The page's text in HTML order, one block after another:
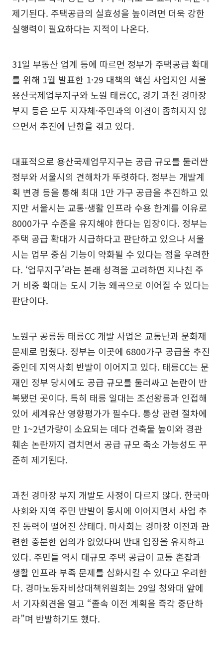
제기된다. 주택공급의 실효성을 높이려면 더욱 강한
실행력이 필요하다는 지적이 나온다.
31일 부동산 업계 등에 따르면 정부가 주택공급 확대
를 위해 1월 발표한 1·29 대책의 핵심 사업지인 서울
용산국제업무지구와 노원 태릉CC, 경기 과천 경마장
부지 등은 모두 지자체·주민과의 이견이 좁혀지지 않
으면서 추진에 난항을 겪고 있다.
대표적으로 용산국제업무지구는 공급 규모를 둘러싼
정부와 서울시의 견해차가 뚜렷하다. 정부는 개발계
획 변경 등을 통해 최대 1만 가구 공급을 추진하고 있
지만 서울시는 교통·생활 인프라 수용 한계를 이유로
8000가구 수준을 유지해야 한다는 입장이다. 정부는
주택 공급 확대가 시급하다고 판단하고 있으나 서울
시는 업무 중심 기능이 약화될 수 있다는 점을 우려한
다. ‘업무지구’라는 본래 성격을 고려하면 지나친 주
거 비중 확대는 도시 기능 왜곡으로 이어질 수 있다는
판단이다.
노원구 공릉동 태릉CC 개발 사업은 교통난과 문화재
문제로 멈췄다. 정부는 이곳에 6800가구 공급을 추진
중인데 지역사회 반발이 이어지고 있다. 태릉CC는 문
재인 정부 당시에도 공급 규모를 둘러싸고 논란이 반
복됐던 곳이다. 특히 태릉 일대는 조선왕릉과 인접해
있어 세계유산 영향평가가 필수다. 통상 관련 절차에
만 1~2년가량이 소요되는 데다 건축물 높이와 경관
훼손 논란까지 겹치면서 공급 규모 축소 가능성도 꾸
준히 제기된다.
과천 경마장 부지 개발도 사정이 다르지 않다. 한국마
사회와 지역 주민 반발이 동시에 이어지면서 사업 추
진 동력이 떨어진 상태다. 마사회는 경마장 이전과 관
련한 충분한 협의가 없었다며 반대 입장을 유지하고
있다. 주민들 역시 대규모 주택 공급이 교통 혼잡과
생활 인프라 부족 문제를 심화시킬 수 있다고 우려한
다. 경마노동자비상대책위원회는 29일 청와대 앞에
서 기자회견을 열고 “졸속 이전 계획을 즉각 중단하
라”며 반발하기도 했다.